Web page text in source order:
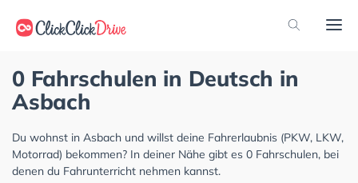
0 Fahrschulen in Deutsch in
Asbach
Du wohnst in Asbach und willst deine Fahrerlaubnis (PKW, LKW,
Motorrad) bekommen? In deiner Nähe gibt es 0 Fahrschulen, bei
denen du Fahrunterricht nehmen kannst.